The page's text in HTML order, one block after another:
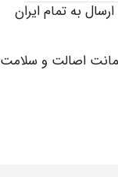
ارسال به تمام ایران
اصالت و سلامت